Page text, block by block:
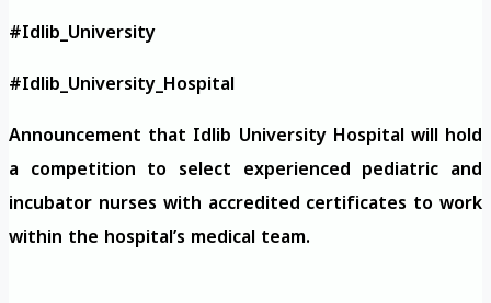
#Idlib_University
#Idlib_University_Hospital
Announcement that Idlib University Hospital will hold
a competition to select experienced pediatric and
incubator nurses with accredited certificates to work
within the hospital’s medical team.